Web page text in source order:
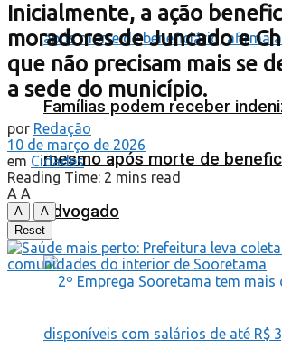
Famílias podem receber
mesmo após morte de
advogado
Inicialmente, a ação
moradores de Juncado e
que não precisam mais se
a sede do município.
por Redação
10 de março de 2026
em Cidades
Reading Time: 2 mins read
A A
A
A
Reset